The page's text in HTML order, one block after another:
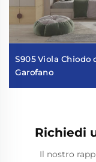
S905 Viola Chiodo
Garofano
Richiedi
Il nostro